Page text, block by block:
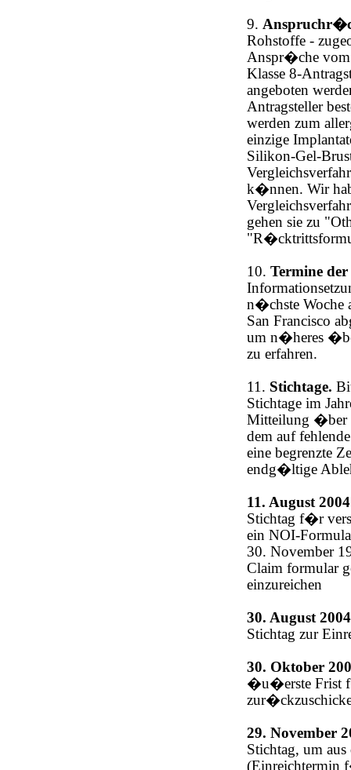
9.
Rohstoffe -
Anspr�che
Klasse 8-
angeboten
Antragsteller
werden zum
einzige
Silikon-Gel-
k�nnen. Wir
gehen sie zu
10. Termine
n�chste Woche
San Francisco
um n�heres
zu erfahren.
11. Stichtage.
Stichtage im
Mitteilung �ber
dem auf
eine begrenzte
endg�ltige
11. August 2004
Stichtag f�r
ein NOI-
30. November
Claim formular
einzureichen
30. August 2004
Stichtag zur
30. Oktober
�u�erste Frist
29. November
Stichtag, um
(Einreichtermin